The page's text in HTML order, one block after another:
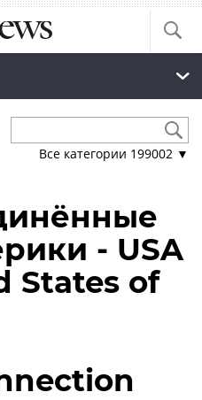
Все категории 199002 ▼
- USA
States of